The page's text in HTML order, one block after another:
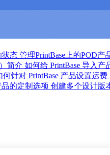
状态 管理PrintBase上的POD产
简介 如何给 PrintBase 导入产
何针对 PrintBase 产品设置运费
的定制选项 创建多个设计版